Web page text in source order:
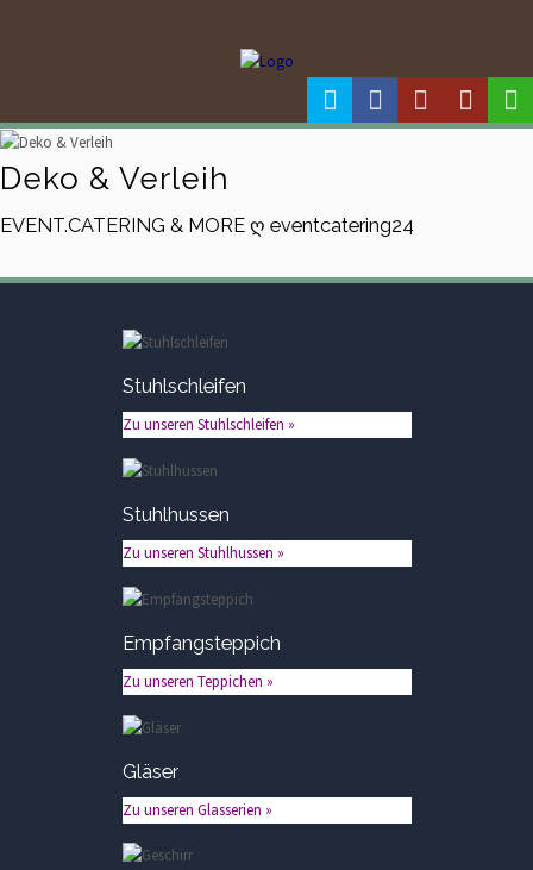
Deko & Verleih
EVENT.CATERING & MORE ღ eventcatering24
Stuhlschleifen
Zu unseren Stuhlschleifen »
Stuhlhussen
Zu unseren Stuhlhussen »
Empfangsteppich
Zu unseren Teppichen »
Gläser
Zu unseren Glasserien »